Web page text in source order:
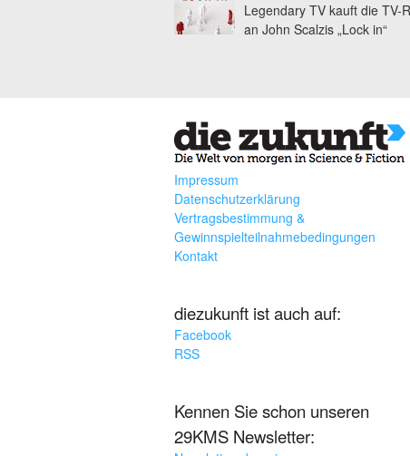
Legendary TV kauft die TV-
an John Scalzis „Lock in“
Impressum
Datenschutzerklärung
Vertragsbestimmung &
Gewinnspielteilnahmebedingungen
Kontakt
diezukunft ist auch auf:
Facebook
RSS
Kennen Sie schon unseren
29KMS Newsletter: